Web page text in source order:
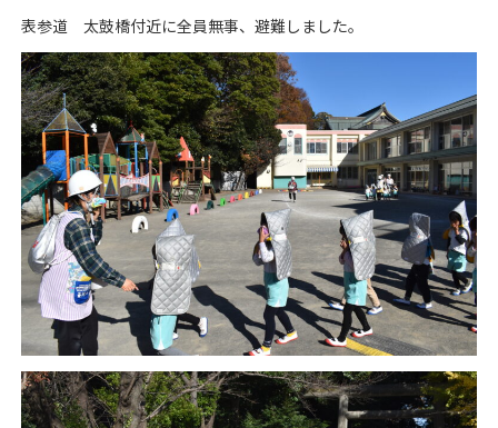
表参道 太鼓橋付近に全員無事、避難しました。